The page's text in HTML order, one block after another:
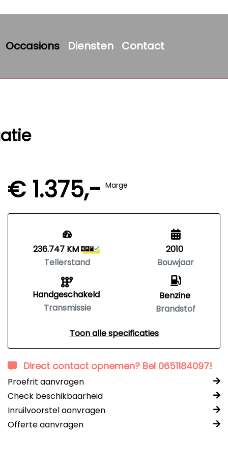
Occasions Diensten Contact
€ 1.375,- Marge
236.747 KM
Tellerstand
Handgeschakeld
Transmissie
2010
Bouwjaar
Benzine
Brandstof
Toon alle specificaties
Direct contact opnemen? Bel 0651184097!
Proefrit aanvragen
Check beschikbaarheid
Inruilvoorstel aanvragen
Offerte aanvragen